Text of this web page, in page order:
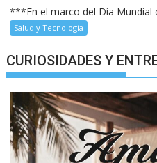
***En el marco del Día Mundial
Salud y Tecnología
CURIOSIDADES Y